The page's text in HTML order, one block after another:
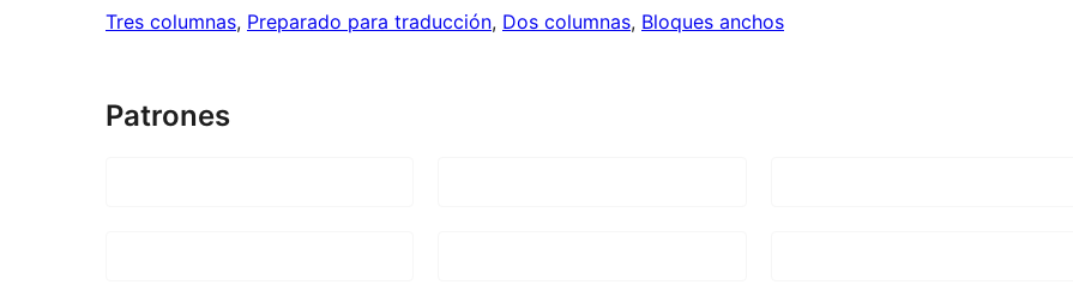
Tres columnas, Preparado para traducción, Dos columnas, Bloques anchos
Patrones